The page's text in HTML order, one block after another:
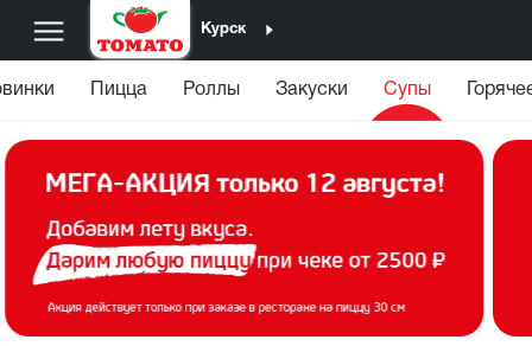
Курск
Пицца Роллы Закуски Супы